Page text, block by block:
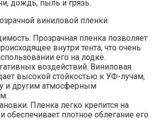
дождь, пыль и грязь.
виниловой пленки:
Прозрачная пленка позволяет
внутри тента, что очень
его на лодке.
воздействий. Виниловая
высокой стойкостью к УФ-лучам,
и другим атмосферным
Пленка легко крепится на
и обеспечивает плотное облегание его